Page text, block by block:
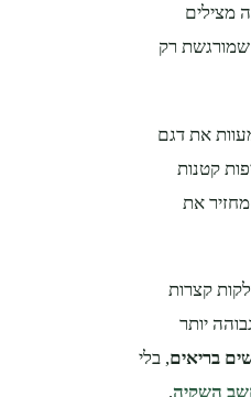
מצילים
רק
את דגם
קטנות
מחזיר את
קצרות
יותר
בריאים, בלי
השקיה,